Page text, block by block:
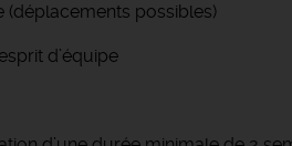
(déplacements possibles)
d’équipe